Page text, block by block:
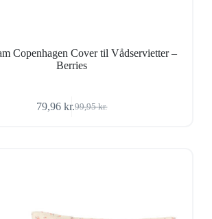
Copenhagen Cover til Vådservietter –
Berries
99,95kr.
Den
79,96kr.Den